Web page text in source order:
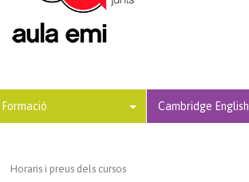
Formació Cambridge English
Horaris i preus dels cursos